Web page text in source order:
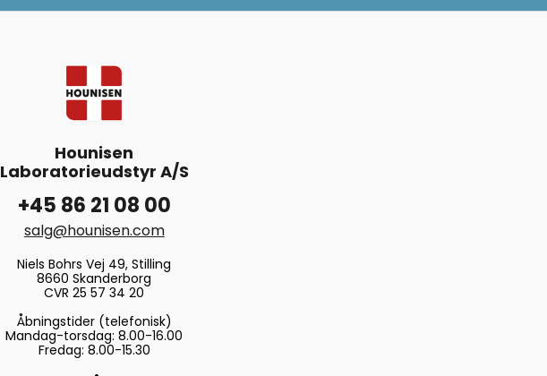
Hounisen
Laboratorieudstyr A/S
+45 86 21 08 00
salg@hounisen.com
Niels Bohrs Vej 49, Stilling
8660 Skanderborg
CVR 25 57 34 20
Åbningstider (telefonisk)
Mandag-torsdag: 8.00-16.00
Fredag: 8.00-15.30